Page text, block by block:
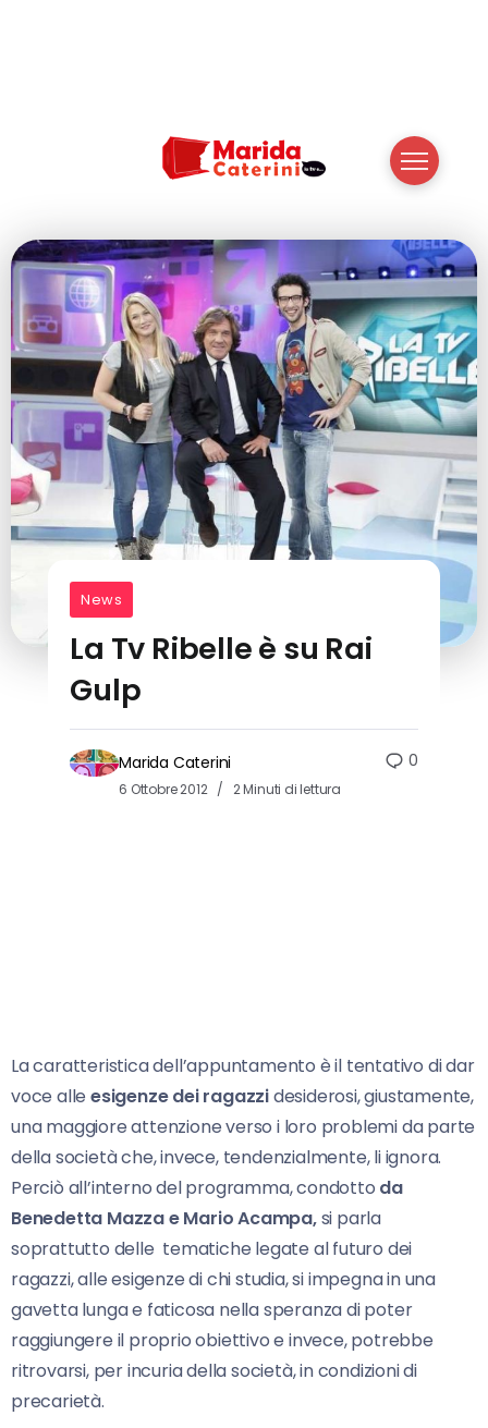
News
La Tv Ribelle è su Rai
Gulp
Marida Caterini
6 Ottobre 2012 2 Minuti di lettura
0
La caratteristica dell’appuntamento è il tentativo di dar
voce alle esigenze dei ragazzidesiderosi, giustamente,
una maggiore attenzione verso i loro problemi da parte
della società che, invece, tendenzialmente, li ignora.
Perciò all’interno del programma, condotto da
Benedetta Mazza e Mario Acampa,si parla
soprattutto delle tematiche legate al futuro dei
ragazzi, alle esigenze di chi studia, si impegna in una
gavetta lunga e faticosa nella speranza di poter
raggiungere il proprio obiettivo e invece, potrebbe
ritrovarsi, per incuria della società, in condizioni di
precarietà.